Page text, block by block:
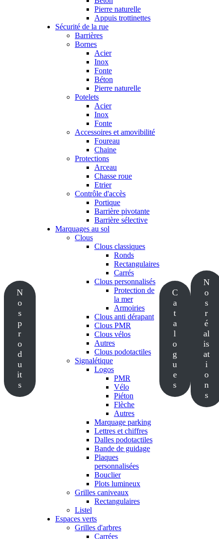
N
o
s
p
r
o
d
u
it
s
Pierre naturelle
Appuis trottinettes
Sécurité de la rue
Barrières
Bornes
Acier
Inox
Fonte
Béton
Pierre naturelle
Potelets
Acier
Inox
Fonte
Accessoires et amovibilité
Foureau
Chaine
Protections
Arceau
Chasse roue
Etrier
Contrôle d'accès
Portique
Barrière pivotante
Barrière sélective
Marquages au sol
Clous
Clous classiques
Ronds
Rectangulaires
Carrés
Clous personnalisés
Protection de
la mer
Armoiries
Clous anti dérapant
Clous PMR
Clous vélos
Autres
Clous podotactiles
Signalétique
Logos
PMR
Vélo
Piéton
Flèche
Autres
Marquage parking
Lettres et chiffres
Dalles podotactiles
Bande de guidage
Plaques
personnalisées
Bouclier
Plots lumineux
Grilles caniveaux
Rectangulaires
Listel
Espaces verts
Grilles d'arbres
Carrées
C
a
t
a
l
o
g
u
e
s
N
o
s
r
é
al
is
at
i
o
n
s